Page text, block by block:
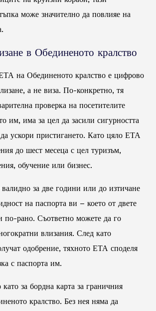
може значително да повлияе на
в Обединеното кралство
на Обединеното кралство е цифрово
а не виза. По-конкретно, тя
проверка на посетителите
им, има за цел да засили сигурността
ускори пристигането. Като цяло ЕТА
до шест месеца с цел туризъм,
обучение или бизнес.
за две години или до изтичане
на паспорта ви – което от двете
по-рано. Съответно можете да го
влизания. След като
одобрение, тяхното ЕТА споделя
с паспорта им.
за бордна карта за граничния
кралство. Без нея няма да